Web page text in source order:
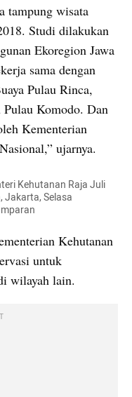
tampung wisata
Studi dilakukan
Ekoregion Jawa
sama dengan
Pulau Rinca,
Pulau Komodo. Dan
Kementerian
ujarnya.
Kehutanan Raja Juli
Jakarta, Selasa
Kehutanan
untuk
wilayah lain.